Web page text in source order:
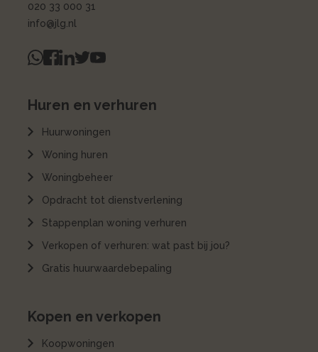
020 33 000 31
info@jlg.nl
Huren en verhuren
Huurwoningen
Woning huren
Woningbeheer
Opdracht tot dienstverlening
Stappenplan woning verhuren
Verkopen of verhuren: wat past bij jou?
Gratis huurwaardebepaling
Kopen en verkopen
Koopwoningen